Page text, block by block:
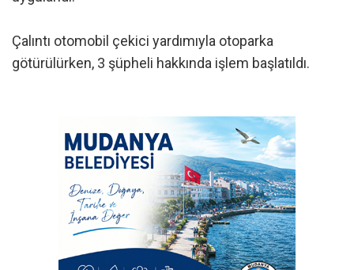
Çalıntı otomobil çekici yardımıyla otoparka
götürülürken, 3 şüpheli hakkında işlem başlatıldı.